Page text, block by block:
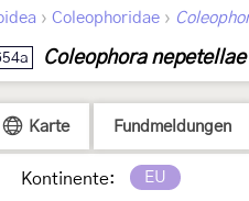
› Coleophoridae ›
Coleophora nepetellae
Karte Fundmeldungen
Kontinente: EU